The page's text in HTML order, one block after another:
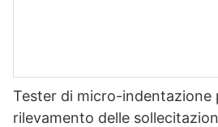
Tester di micro-indentazione
rilevamento delle